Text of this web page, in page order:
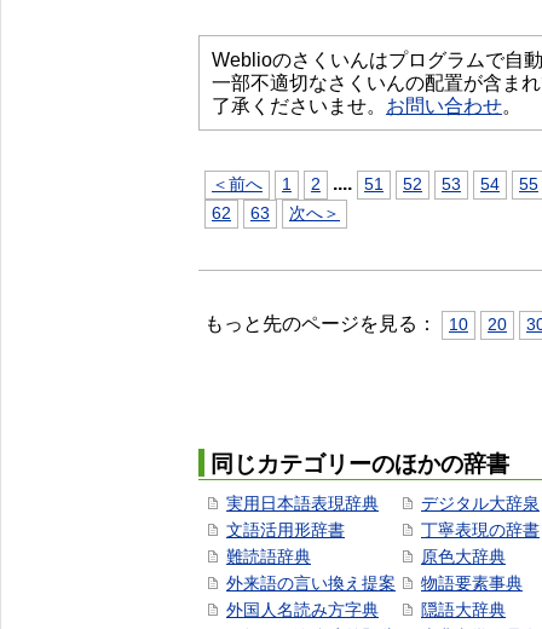
Weblioのさくいんはプログラムで自
一部不適切なさくいんの配置が含ま
了承くださいませ。 お問い合わせ。
＜前へ 1 2 .... 51 52 53 54
55
62
63 次へ＞
もっと先のページを見る： 10 20
同じカテゴリーのほかの辞書
実用日本語表現辞典
文語活用形辞書
難読語辞典
外来語の言い換え提案
外国人名読み方字典
デジタル大辞泉
丁寧表現の辞書
原色大辞典
物語要素事典
隠語大辞典